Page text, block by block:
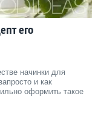
его
начинки для
и как
оформить такое